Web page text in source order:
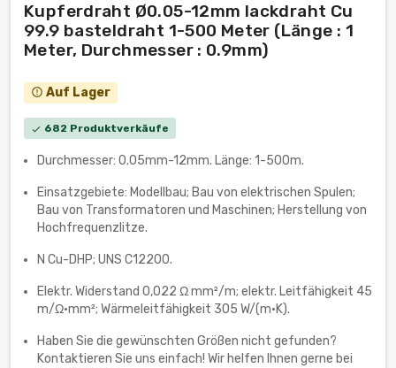
Kupferdraht Ø0.05-12mm lackdraht Cu
99.9 basteldraht 1-500 Meter (Länge : 1
Meter, Durchmesser : 0.9mm)
error_outline Auf Lager
check 682 Produktverkäufe
Durchmesser: 0.05mm-12mm. Länge: 1-500m.
Einsatzgebiete: Modellbau; Bau von elektrischen Spulen;
Bau von Transformatoren und Maschinen; Herstellung von
Hochfrequenzlitze.
N Cu-DHP; UNS C12200.
Elektr. Widerstand 0,022 Ω mm²/m; elektr. Leitfähigkeit 45
m/Ω•mm²; Wärmeleitfähigkeit 305 W/(m·K).
Haben Sie die gewünschten Größen nicht gefunden?
Kontaktieren Sie uns einfach! Wir helfen Ihnen gerne bei